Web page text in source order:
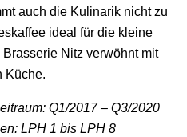
auch die Kulinarik nicht zu
ideal für die kleine
Brasserie Nitz verwöhnt mit
Küche.
Q1/2017 – Q3/2020
LPH 1 bis LPH 8